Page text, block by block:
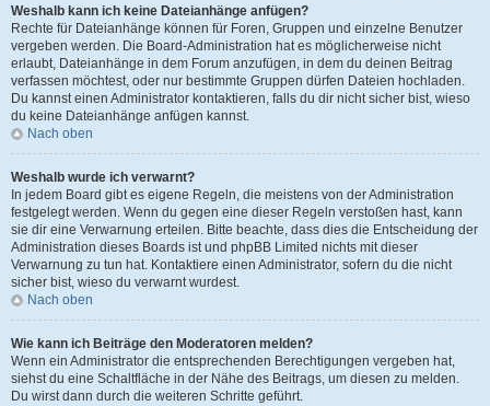
Weshalb kann ich keine Dateianhänge anfügen?
Rechte für Dateianhänge können für Foren, Gruppen und einzelne Benutzer
vergeben werden. Die Board-Administration hat es möglicherweise nicht
erlaubt, Dateianhänge in dem Forum anzufügen, in dem du deinen Beitrag
verfassen möchtest, oder nur bestimmte Gruppen dürfen Dateien hochladen.
Du kannst einen Administrator kontaktieren, falls du dir nicht sicher bist, wieso
du keine Dateianhänge anfügen kannst.
Nach oben
Weshalb wurde ich verwarnt?
In jedem Board gibt es eigene Regeln, die meistens von der Administration
festgelegt werden. Wenn du gegen eine dieser Regeln verstoßen hast, kann
sie dir eine Verwarnung erteilen. Bitte beachte, dass dies die Entscheidung der
Administration dieses Boards ist und phpBB Limited nichts mit dieser
Verwarnung zu tun hat. Kontaktiere einen Administrator, sofern du die nicht
sicher bist, wieso du verwarnt wurdest.
Nach oben
Wie kann ich Beiträge den Moderatoren melden?
Wenn ein Administrator die entsprechenden Berechtigungen vergeben hat,
siehst du eine Schaltfläche in der Nähe des Beitrags, um diesen zu melden.
Du wirst dann durch die weiteren Schritte geführt.